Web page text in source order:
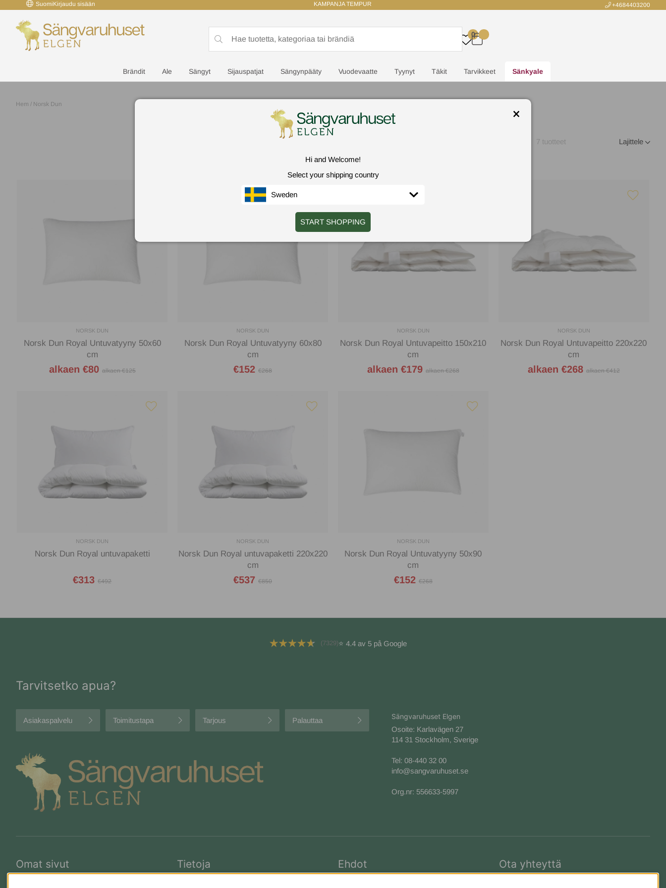
SuomiKirjaudu sisään KAMPANJA TEMPUR +4684403200
0
..
Brändit Ale Sängyt Sijauspatjat Sängynpääty Vuodevaatte Tyynyt Täkit Tarvikkeet Sänkyale
Hem / Norsk Dun
7 tuotteet Lajittele
NORSK DUN
Norsk Dun Royal Untuvatyyny 50x60
cm
alkaen €80 alkaen €125
NORSK DUN
Norsk Dun Royal Untuvatyyny 60x80
cm
€152 €268
NORSK DUN
Norsk Dun Royal Untuvapeitto 150x210
cm
alkaen €179 alkaen €268
NORSK DUN
Norsk Dun Royal Untuvapeitto 220x220
cm
alkaen €268 alkaen €412
NORSK DUN
Norsk Dun Royal untuvapaketti
€313 €492
NORSK DUN
Norsk Dun Royal untuvapaketti 220x220
cm
€537 €850
NORSK DUN
Norsk Dun Royal Untuvatyyny 50x90
cm
€152 €268
(7329)⭐ 4.4 av 5 på Google
Tarvitsetko apua?
Asiakaspalvelu Toimitustapa Tarjous Palauttaa
Sängvaruhuset Elgen
Osoite: Karlavägen 27
114 31 Stockholm, Sverige
Tel: 08-440 32 00
info@sangvaruhuset.se
Org.nr: 556633-5997
Omat sivut Tietoja Ehdot Ota yhteyttä
Hi and Welcome!
Select your shipping country
Sweden
START SHOPPING